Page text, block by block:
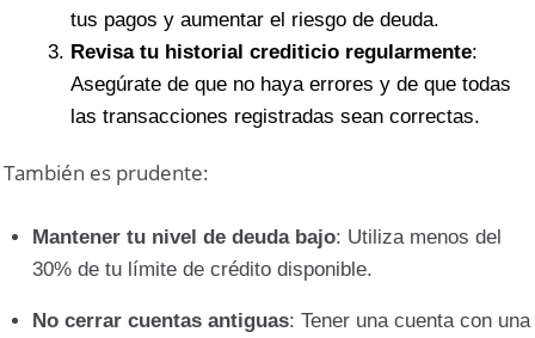
tus pagos y aumentar el riesgo de deuda.
Revisa tu historial crediticio regularmente:
Asegúrate de que no haya errores y de que todas
las transacciones registradas sean correctas.
También es prudente:
Mantener tu nivel de deuda bajo: Utiliza menos del
30% de tu límite de crédito disponible.
No cerrar cuentas antiguas: Tener una cuenta con una